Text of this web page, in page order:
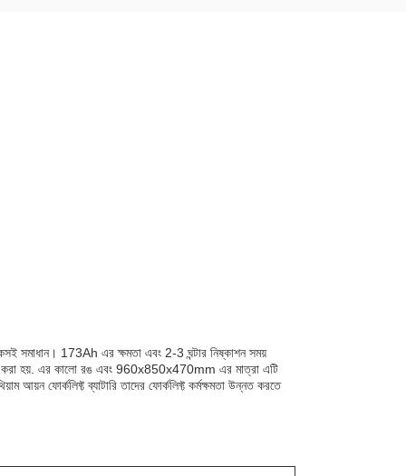
সমাধান। 173Ah এর ক্ষমতা এবং 2-3 ঘন্টার নিষ্কাশন সময়
করা হয়. এর কালো রঙ এবং 960x850x470mm এর মাত্রা এটি
আয়ন ফোর্কলিফ্ট ব্যাটারি তাদের ফোর্কলিফ্ট কর্মক্ষমতা উন্নত করতে